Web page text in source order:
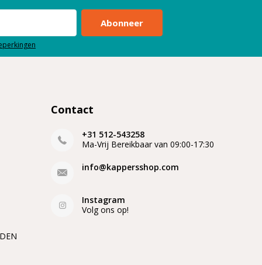
Abonneer
Contact
+31 512-543258
Ma-Vrij Bereikbaar van 09:00-17:30
info@kappersshop.com
Instagram
Volg ons op!